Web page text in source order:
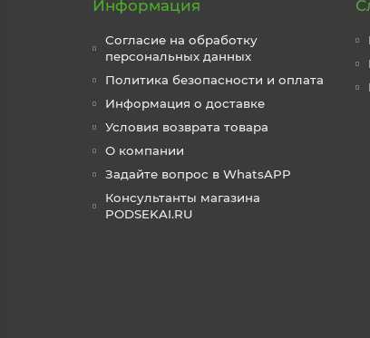
Информация
Согласие на обработку
персональных данных
Политика безопасности и оплата
Информация о доставке
Условия возврата товара
О компании
Задайте вопрос в WhatsAPP
Консультанты магазина
PODSEKAI.RU